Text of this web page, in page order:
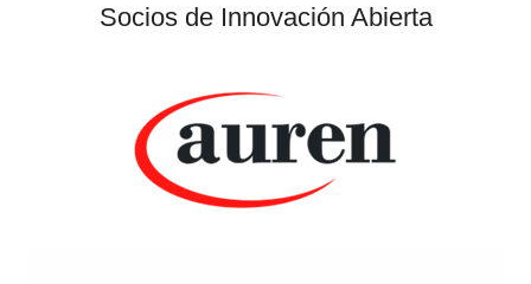
Socios de Innovación Abierta